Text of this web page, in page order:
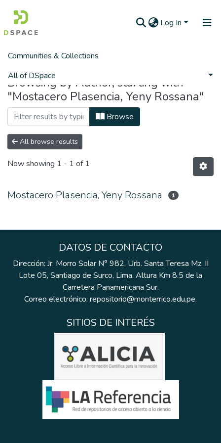
Log In
Communities & Collections
All of DSpace
Home Browse by Author
Browsing by Author, starting with
"Mostacero Plasencia, Yeny Rossana"
Browse
All browse results
Now showing 1 - 1 of 1
Mostacero Plasencia, Yeny Rossana 1
DATOS DE CONTACTO
Dirección: Jr. Morro Solar N° 982, Urb. Santa Teresa Mz. II
Lote 05, Santiago de Surco, Lima. Altura Km 8.5 de la
Carretera Panamericana Sur.
Correo electrónico: repositorio@monterrico.edu.pe.
SITIOS DE INTERÉS